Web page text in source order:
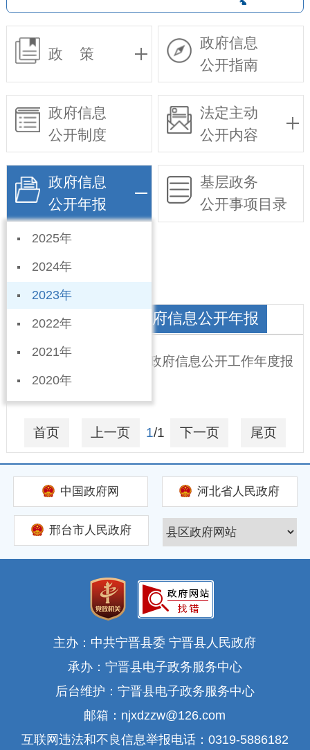
政 策
政府信息
公开指南
政府信息
公开制度
法定主动
公开内容
政府信息
公开年报
2025年
2024年
2023年
2022年
2021年
2020年
基层政务
公开事项目录
依申请公开
徐家河乡人民政府政府信息公开年报
宁晋县徐家河乡2023年政府信息公开工作年度报
告
2024-01-23
首页 上一页 1/1 下一页 尾页
中国政府网 河北省人民政府
邢台市人民政府
主办：中共宁晋县委 宁晋县人民政府
承办：宁晋县电子政务服务中心
后台维护：宁晋县电子政务服务中心
邮箱：njxdzzw@126.com
互联网违法和不良信息举报电话：0319-5886182